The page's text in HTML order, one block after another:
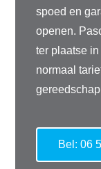
spoed en
openen.
ter plaatse
normaal
Bel: 06